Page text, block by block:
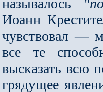
называлось "
Иоанн
чувствовал —
все те
высказать всю
грядущее